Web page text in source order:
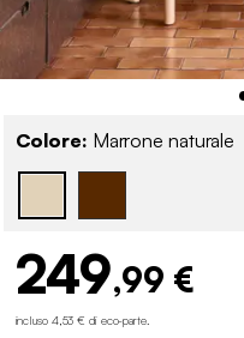
Colore: Marrone naturale
249,99 €
incluso 4,53 € di eco-parte.